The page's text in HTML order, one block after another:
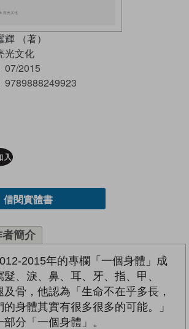
輝 （著）
光文化
07/2015
9789888249923
借閱實體書
者簡介
2015年的專欄「一個身體」成
、淚、鼻、耳、牙、指、甲、
骨，他認為「生命不在乎多長，
身體其實有很多很多的可能。」
分「一個身體」。